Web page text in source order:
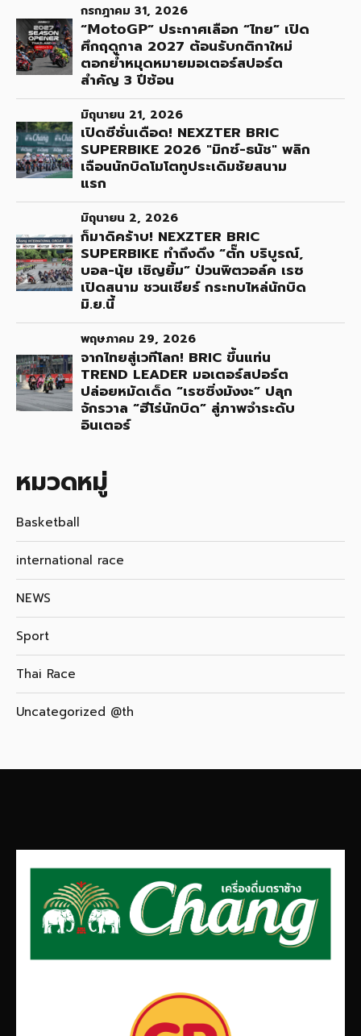
กรกฎาคม 31, 2026
“𝗠𝗼𝘁𝗼𝗚𝗣” ประกาศเลือก “ไทย” เปิด
ศึกฤดูกาล 2027 ต้อนรับกติกาใหม่
ตอกย้ำหมุดหมายมอเตอร์สปอร์ต
สำคัญ 3 ปีซ้อน
มิถุนายน 21, 2026
เปิดซีซั่นเดือด! NEXZTER BRIC
SUPERBIKE 2026 "มิกซ์-ธนัช" พลิก
เฉือนนักบิดโมโตทูประเดิมชัยสนาม
แรก
มิถุนายน 2, 2026
ก็มาดิคร้าบ! NEXZTER BRIC
SUPERBIKE ทำถึงดึง “ตั๊ก บริบูรณ์,
บอล-นุ้ย เชิญยิ้ม” ป่วนพิตวอล์ค เรซ
เปิดสนาม ชวนเชียร์ กระทบไหล่นักบิด
มิ.ย.นี้
พฤษภาคม 29, 2026
จากไทยสู่เวทีโลก! BRIC ขึ้นแท่น
TREND LEADER มอเตอร์สปอร์ต
ปล่อยหมัดเด็ด “เรซซิ่งมังงะ” ปลุก
จักรวาล “ฮีโร่นักบิด” สู่ภาพจำระดับ
อินเตอร์
หมวดหมู่
Basketball
international race
NEWS
Sport
Thai Race
Uncategorized @th